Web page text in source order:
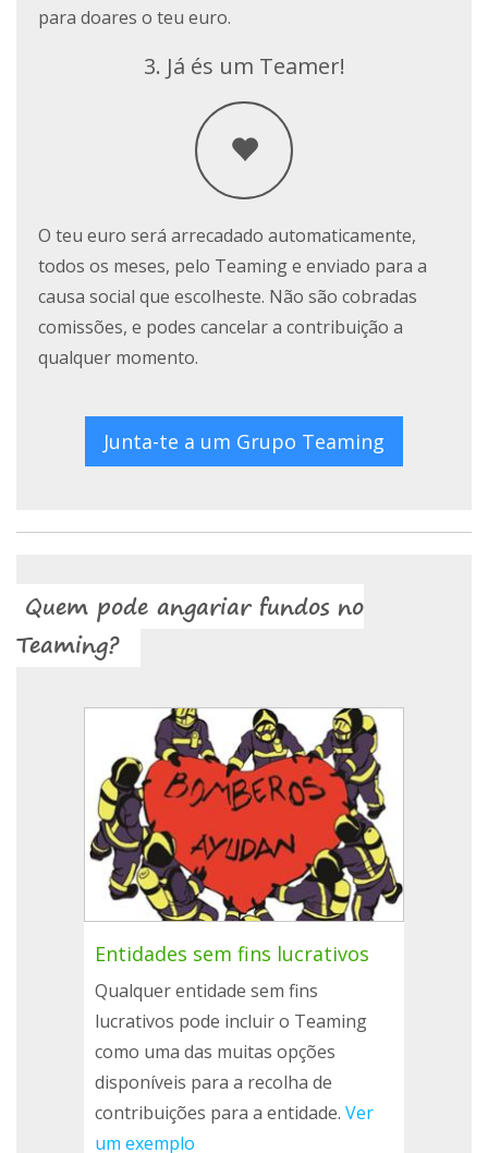
para doares o teu euro.
3. Já és um Teamer!
O teu euro será arrecadado automaticamente,
todos os meses, pelo Teaming e enviado para a
causa social que escolheste. Não são cobradas
comissões, e podes cancelar a contribuição a
qualquer momento.
Junta-te a um Grupo Teaming
Quem pode angariar fundos no
Teaming?
Entidades sem fins lucrativos
Qualquer entidade sem fins
lucrativos pode incluir o Teaming
como uma das muitas opções
disponíveis para a recolha de
contribuições para a entidade. Ver
um exemplo